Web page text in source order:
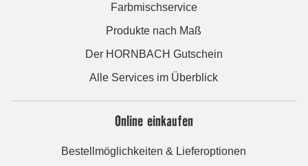
Farbmischservice
Produkte nach Maß
Der HORNBACH Gutschein
Alle Services im Überblick
Online einkaufen
Bestellmöglichkeiten & Lieferoptionen